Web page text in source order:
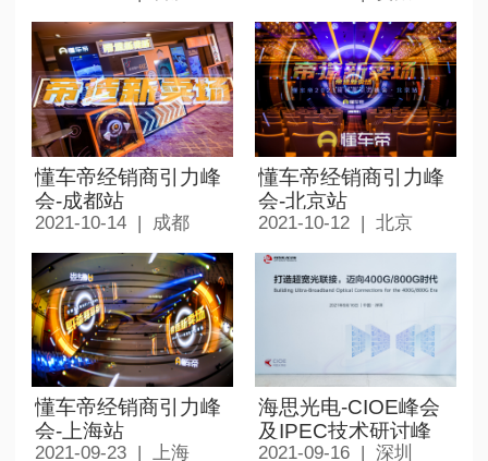
懂车帝经销商引力峰
会-成都站
2021-10-14 | 成都
懂车帝经销商引力峰
会-北京站
2021-10-12 | 北京
懂车帝经销商引力峰
会-上海站
2021-09-23 | 上海
海思光电-CIOE峰会
及IPEC技术研讨峰
会-深圳
2021-09-16 | 深圳